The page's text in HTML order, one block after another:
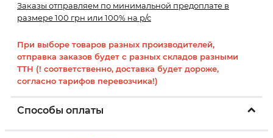
Заказы отправляем по минимальной предоплате в
размере 100 грн или 100% на р/с
При выборе товаров разных производителей,
отправка заказов будет с разных складов разными
ТТН (! соответственно, доставка будет дороже,
согласно тарифов перевозчика!)
Способы оплаты